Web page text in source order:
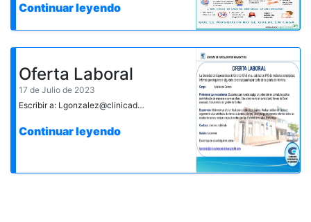
Continuar leyendo
Oferta Laboral
17 de Julio de 2023
Escribir a: Lgonzalez@clinicadeespecialistasgirardot.com
Continuar leyendo